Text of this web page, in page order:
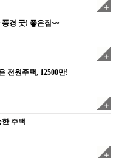
경 굿! 좋은집~~
전원주택, 12500만!
주택